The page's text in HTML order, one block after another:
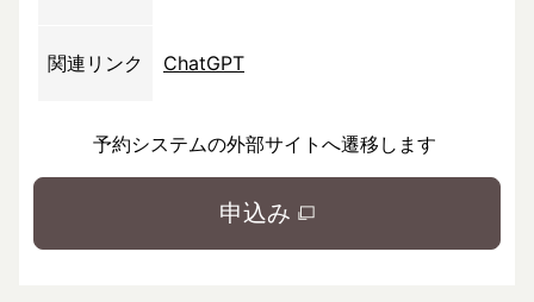
関連リンク ChatGPT
予約システムの外部サイトへ遷移します
申込み